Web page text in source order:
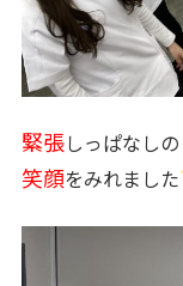
緊張しっぱなしの
笑顔をみれました